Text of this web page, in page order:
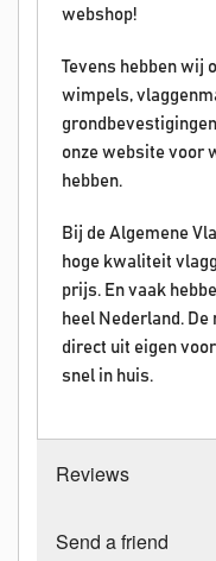
webshop!
Tevens hebben wij
wimpels,
onze website voor
hebben.
Bij de Algemene
hoge kwaliteit
prijs. En vaak
heel Nederland.
direct uit eigen
snel in huis.
Reviews
Send a friend